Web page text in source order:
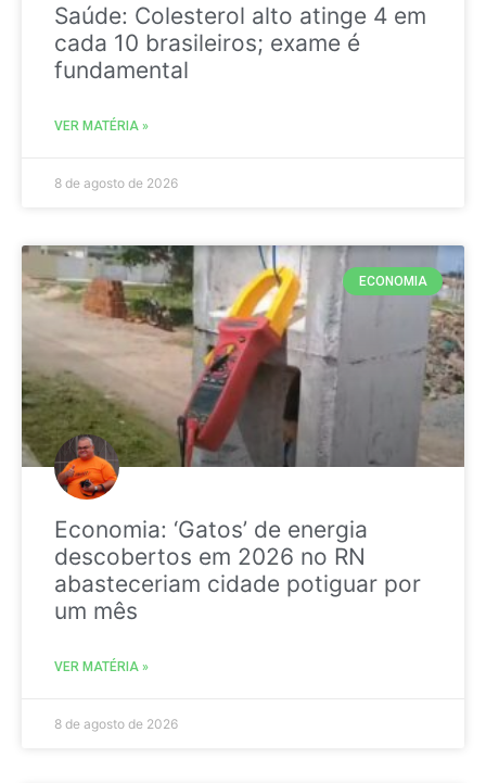
Saúde: Colesterol alto atinge 4 em
cada 10 brasileiros; exame é
fundamental
VER MATÉRIA »
8 de agosto de 2026
ECONOMIA
Economia: ‘Gatos’ de energia
descobertos em 2026 no RN
abasteceriam cidade potiguar por
um mês
VER MATÉRIA »
8 de agosto de 2026